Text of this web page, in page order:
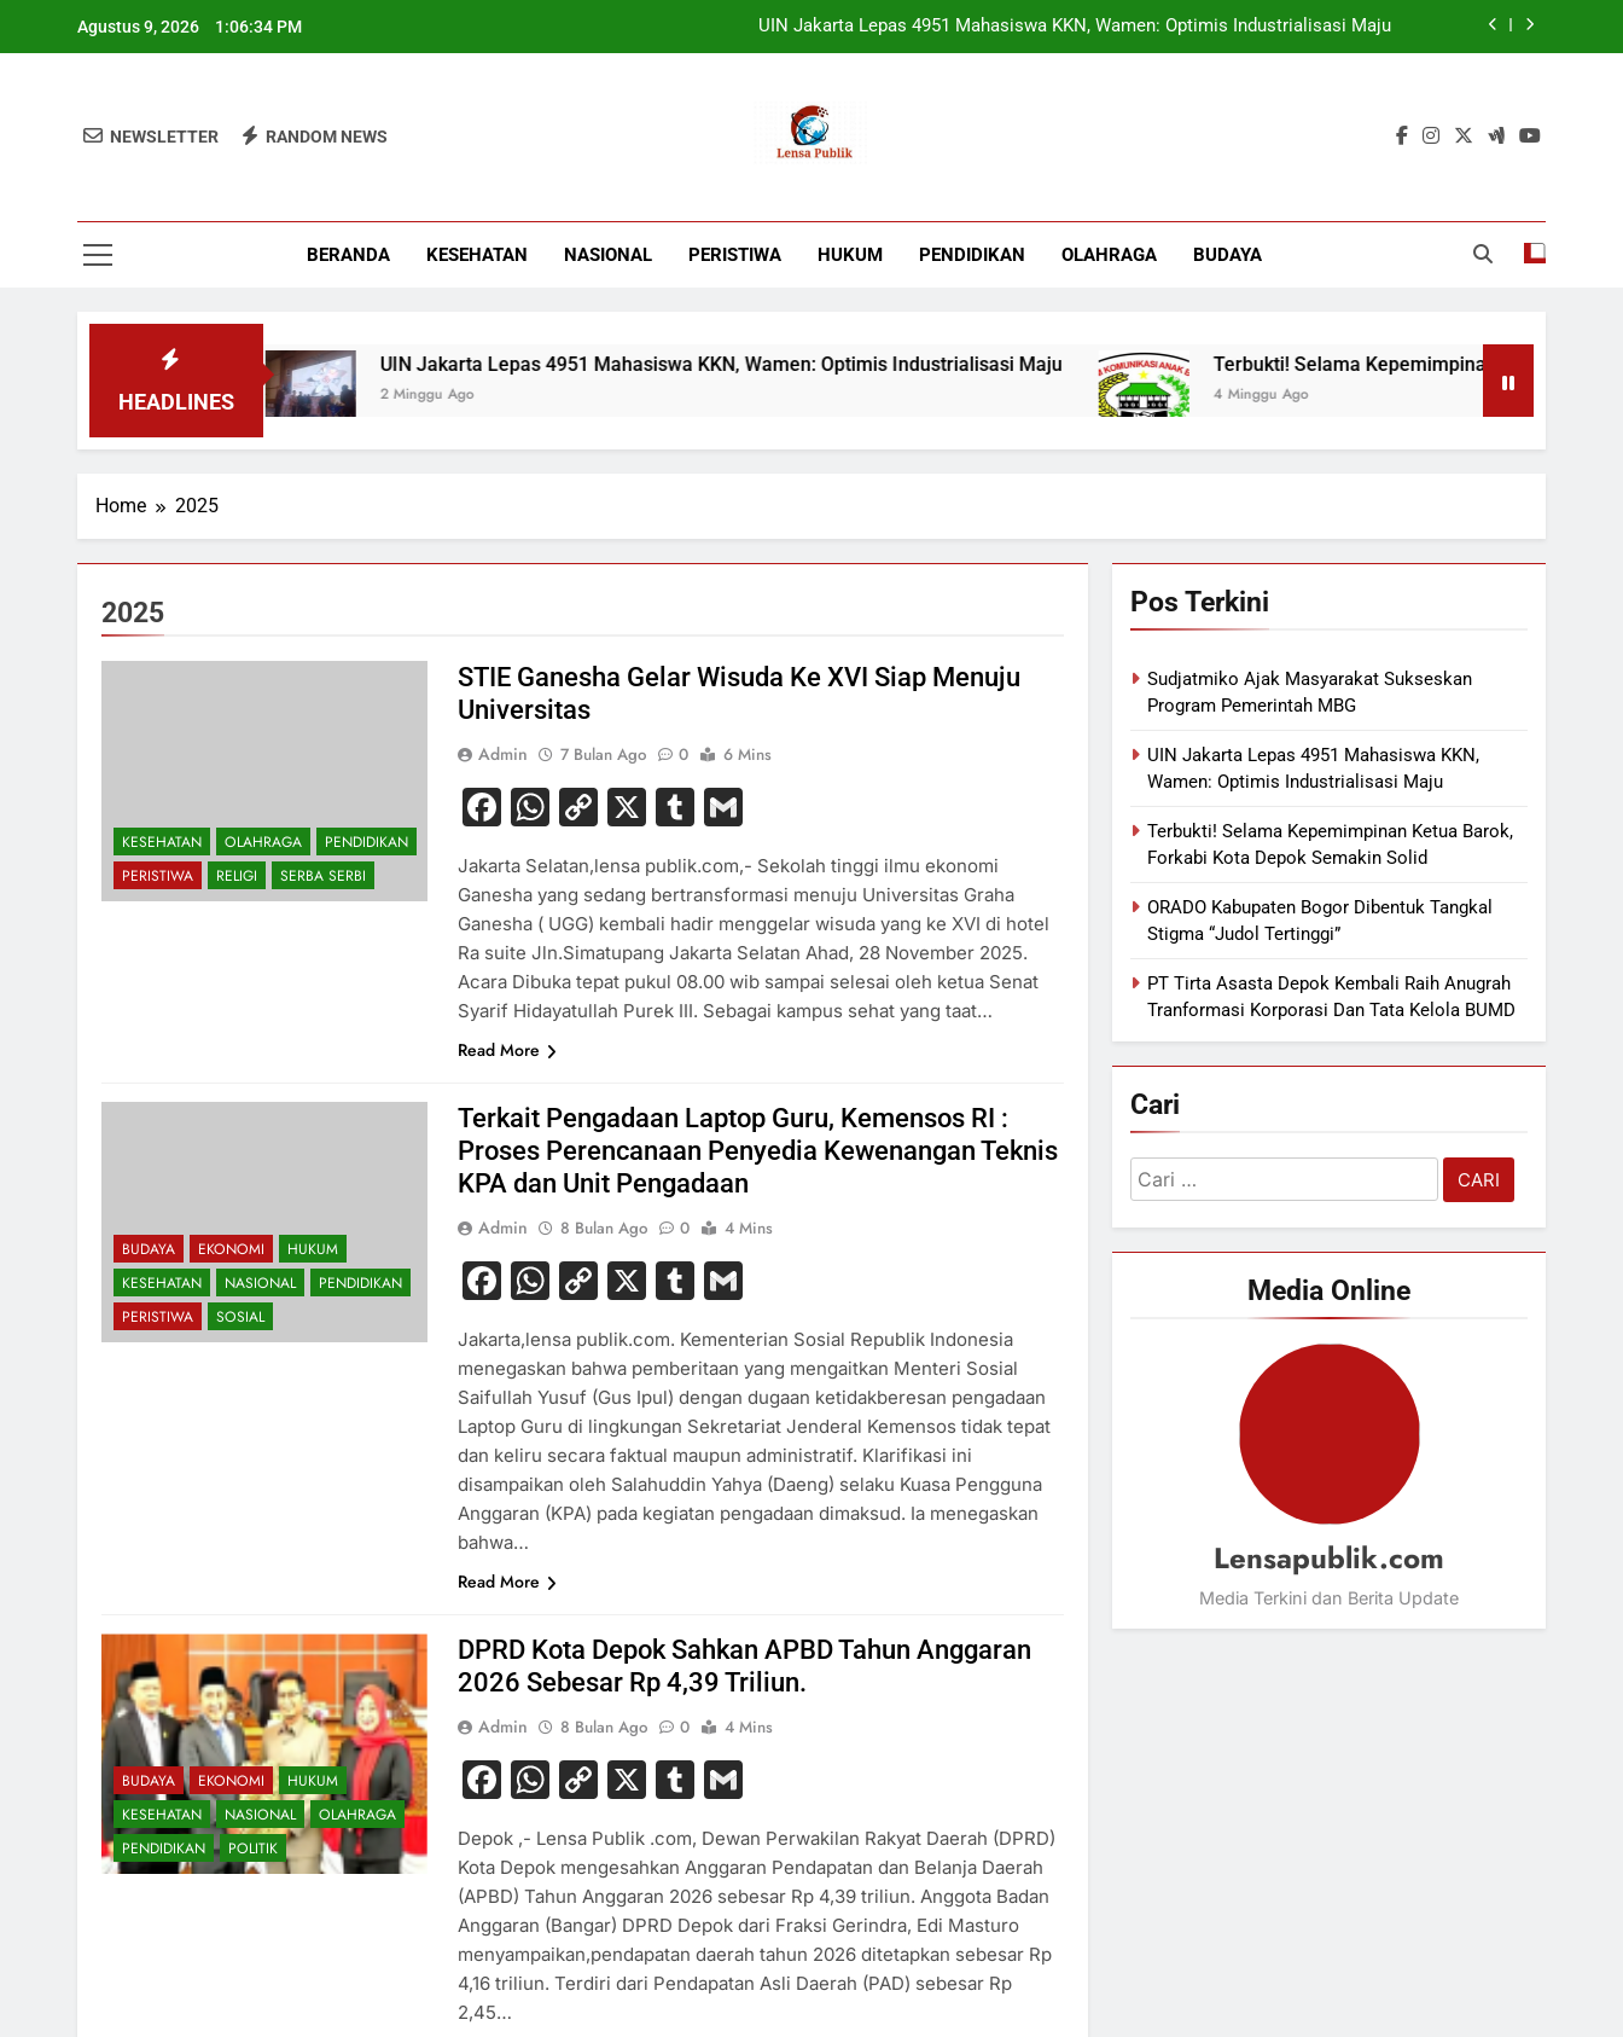
Agustus 9, 2026 1:06:35 PM Terbukti! Selama Kepemimpinan Ketua Barok, Forkabi Kota Depok Semakin Solid
NEWSLETTER RANDOM NEWS
BERANDA KESEHATAN NASIONAL PERISTIWA HUKUM PENDIDIKAN OLAHRAGA BUDAYA
HEADLINES
UIN Jakarta Lepas 4951 Mahasiswa KKN, Wamen: Optimis Industrialisasi Maju
2 Minggu Ago
Terbukti! Selama Kepemimpinan Ketua Barok, Forkabi Kota
4 Minggu Ago
Home 2025
2025
KESEHATAN OLAHRAGA
PENDIDIKAN
PERISTIWA
RELIGI SERBA SERBI
STIE Ganesha Gelar Wisuda Ke XVI Siap Menuju
Universitas
Admin 7 Bulan Ago 0 6 Mins
Facebook
WhatsApp
Copy
X Tumblr
Jakarta Selatan,lensa publik.com,- Sekolah tinggi ilmu ekonomi
Ganesha yang sedang bertransformasi menuju Universitas Graha
Ganesha ( UGG) kembali hadir menggelar wisuda yang ke XVI di hotel
Ra suite Jln.Simatupang Jakarta Selatan Ahad, 28 November 2025.
Acara Dibuka tepat pukul 08.00 wib sampai selesai oleh ketua Senat
Syarif Hidayatullah Purek III. Sebagai kampus sehat yang taat…
Read More
BUDAYA EKONOMI
HUKUM
KESEHATAN
NASIONAL
PENDIDIKAN
PERISTIWA
SOSIAL
Terkait Pengadaan Laptop Guru, Kemensos RI :
Proses Perencanaan Penyedia Kewenangan Teknis
KPA dan Unit Pengadaan
Admin 8 Bulan Ago 0 4 Mins
Facebook
WhatsApp
Copy
X Tumblr
Jakarta,lensa publik.com. Kementerian Sosial Republik Indonesia
menegaskan bahwa pemberitaan yang mengaitkan Menteri Sosial
Saifullah Yusuf (Gus Ipul) dengan dugaan ketidakberesan pengadaan
Laptop Guru di lingkungan Sekretariat Jenderal Kemensos tidak tepat
dan keliru secara faktual maupun administratif. Klarifikasi ini
disampaikan oleh Salahuddin Yahya (Daeng) selaku Kuasa Pengguna
Anggaran (KPA) pada kegiatan pengadaan dimaksud. Ia menegaskan
bahwa…
Read More
BUDAYA EKONOMI
HUKUM
KESEHATAN
NASIONAL
OLAHRAGA
PENDIDIKAN
POLITIK
DPRD Kota Depok Sahkan APBD Tahun Anggaran
2026 Sebesar Rp 4,39 Triliun.
Admin 8 Bulan Ago 0 4 Mins
Facebook
WhatsApp
Copy
X Tumblr
Depok ,- Lensa Publik .com, Dewan Perwakilan Rakyat Daerah (DPRD)
Kota Depok mengesahkan Anggaran Pendapatan dan Belanja Daerah
(APBD) Tahun Anggaran 2026 sebesar Rp 4,39 triliun. Anggota Badan
Anggaran (Bangar) DPRD Depok dari Fraksi Gerindra, Edi Masturo
menyampaikan,pendapatan daerah tahun 2026 ditetapkan sebesar Rp
4,16 triliun. Terdiri dari Pendapatan Asli Daerah (PAD) sebesar Rp
2,45…
Pos Terkini
Sudjatmiko Ajak Masyarakat Sukseskan
Program Pemerintah MBG
UIN Jakarta Lepas 4951 Mahasiswa KKN,
Wamen: Optimis Industrialisasi Maju
Terbukti! Selama Kepemimpinan Ketua Barok,
Forkabi Kota Depok Semakin Solid
ORADO Kabupaten Bogor Dibentuk Tangkal
Stigma “Judol Tertinggi”
PT Tirta Asasta Depok Kembali Raih Anugrah
Tranformasi Korporasi Dan Tata Kelola BUMD
Cari
Cari
untuk:
Media Online
Lensapublik.com
Media Terkini dan Berita Update